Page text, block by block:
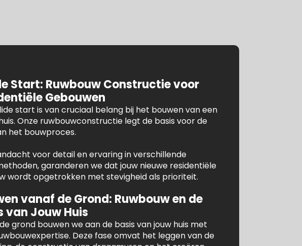
Start: Ruwbouw Constructie voor
Gebouwen
start is van cruciaal belang bij het bouwen van een
Onze ruwbouwconstructie legt de basis voor de
het bouwproces.
voor detail en ervaring in verschillende
garanderen we dat jouw nieuwe residentiële
wordt opgetrokken met stevigheid als prioriteit.
vanaf de Grond: Ruwbouw en de
van Jouw Huis
grond bouwen we aan de basis van jouw huis met
Deze fase omvat het leggen van de